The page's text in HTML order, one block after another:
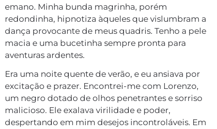
emano. Minha bunda magrinha, porém
redondinha, hipnotiza àqueles que vislumbram a
dança provocante de meus quadris. Tenho a pele
macia e uma bucetinha sempre pronta para
aventuras ardentes.
Era uma noite quente de verão, e eu ansiava por
excitação e prazer. Encontrei-me com Lorenzo,
um negro dotado de olhos penetrantes e sorriso
malicioso. Ele exalava virilidade e poder,
despertando em mim desejos incontroláveis. Em